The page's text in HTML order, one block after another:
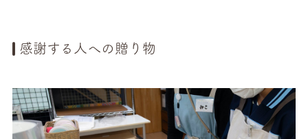
感謝する人への贈り物